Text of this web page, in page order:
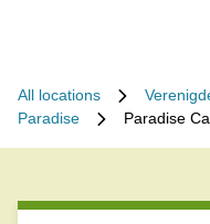
All locations
Paradise
Paradise